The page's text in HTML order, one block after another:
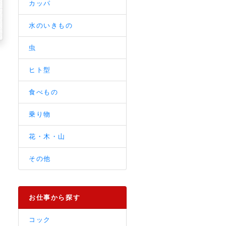
カッパ
水のいきもの
虫
ヒト型
食べもの
乗り物
花・木・山
その他
お仕事から探す
コック